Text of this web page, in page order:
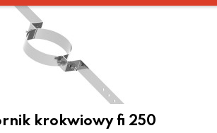
krokwiowy fi 250